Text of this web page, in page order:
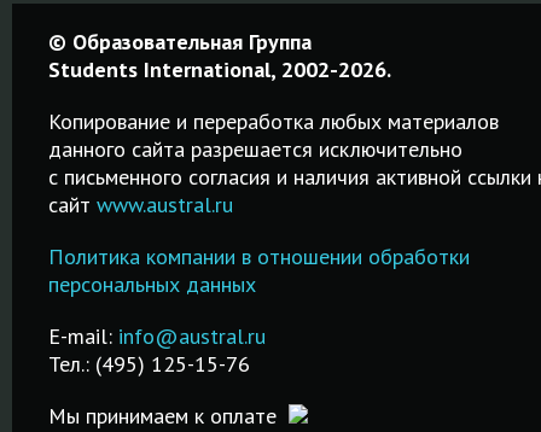
Стипендии
на
обучение
за
рубежом
Удобный
поисковик
стипендий на
русском языке!
Бесплатная
помощь в
подаче
Образование
в Новой
Зеландии
Среднее,
профессиональное
образование.
Возможность
после обучения.
© Образовательная Группа
Students International, 2002-2026.
Копирование и переработка любых материалов
данного сайта разрешается исключительно
c письменного согласия и наличия активной ссылки
сайт www.austral.ru
Политика компании в отношении обработки
персональных данных
E-mail: info@austral.ru
Тел.: (495) 125-15-76
Мы принимаем к оплате